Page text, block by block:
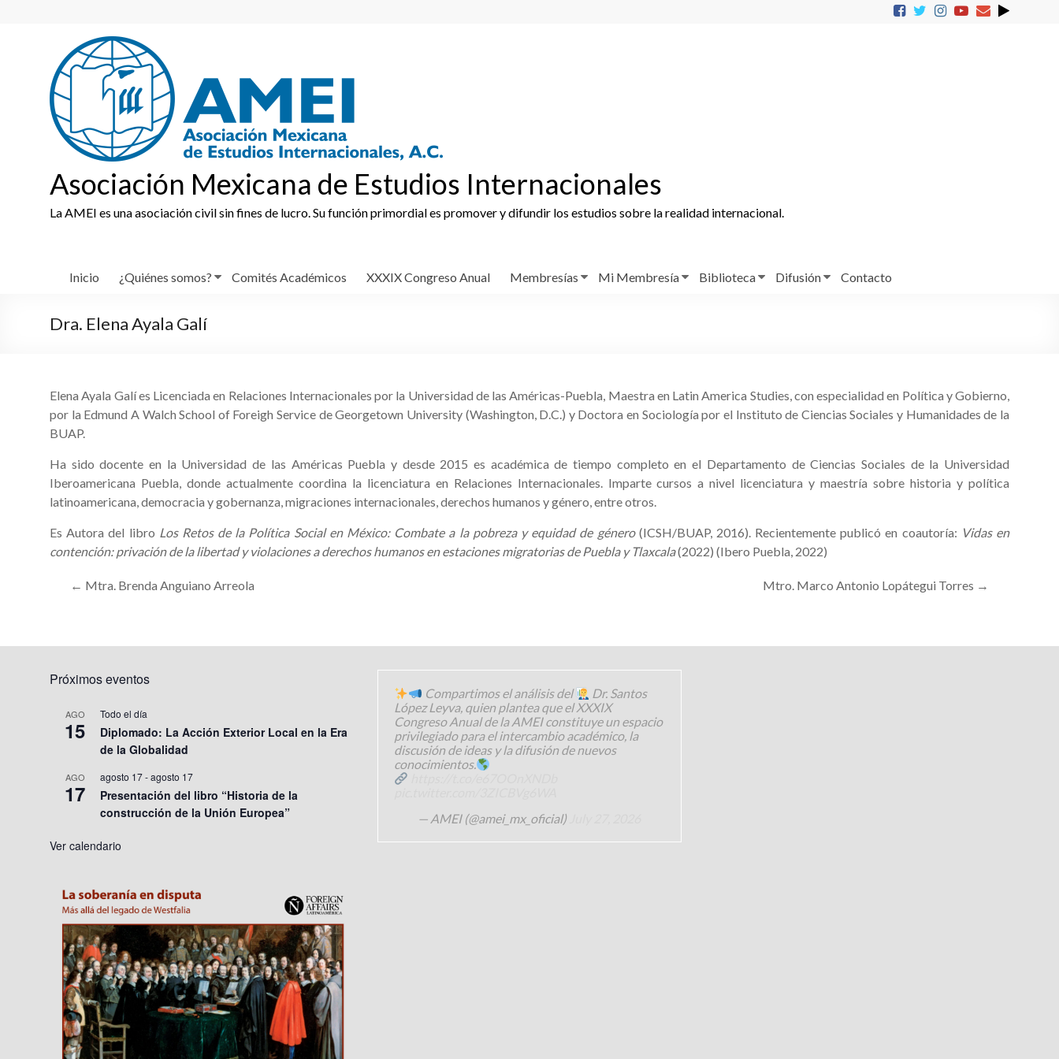
Asociación Mexicana de Estudios Internacionales
La AMEI es una asociación civil sin fines de lucro. Su función primordial es promover y difundir los estudios sobre la realidad internacional.
Inicio ¿Quiénes somos? Comités Académicos XXXIX Congreso Anual Membresías Mi Membresía Biblioteca Difusión Contacto
Dra. Elena Ayala Galí
Elena Ayala Galí es Licenciada en Relaciones Internacionales por la Universidad de las Américas-Puebla, Maestra en Latin America Studies, con especialidad en Política y Gobierno,
por la Edmund A Walch School of Foreigh Service de Georgetown University (Washington, D.C.) y Doctora en Sociología por el Instituto de Ciencias Sociales y Humanidades de la
BUAP.
Ha sido docente en la Universidad de las Américas Puebla y desde 2015 es académica de tiempo completo en el Departamento de Ciencias Sociales de la Universidad
Iberoamericana Puebla, donde actualmente coordina la licenciatura en Relaciones Internacionales. Imparte cursos a nivel licenciatura y maestría sobre historia y política
latinoamericana, democracia y gobernanza, migraciones internacionales, derechos humanos y género, entre otros.
Es Autora del libro Los Retos de la Política Social en México: Combate a la pobreza y equidad de género(ICSH/BUAP, 2016). Recientemente publicó en coautoría: Vidas en
contención: privación de la libertad y violaciones a derechos humanos en estaciones migratorias de Puebla y Tlaxcala(2022) (Ibero Puebla, 2022)
← Mtra. Brenda Anguiano Arreola Mtro. Marco Antonio Lopátegui Torres →
Próximos eventos
AGO
15
Todo el día
Diplomado: La Acción Exterior Local en la Era
de la Globalidad
AGO
17
agosto 17-agosto 17
Presentación del libro “Historia de la
construcción de la Unión Europea”
Ver calendario
Compartimos el análisis del
Dr. Santos
López Leyva, quien plantea que el XXXIX
Congreso Anual de la AMEI constituye un espacio
privilegiado para el intercambio académico, la
discusión de ideas y la difusión de nuevos
conocimientos.
— AMEI (@amei_mx_oficial)